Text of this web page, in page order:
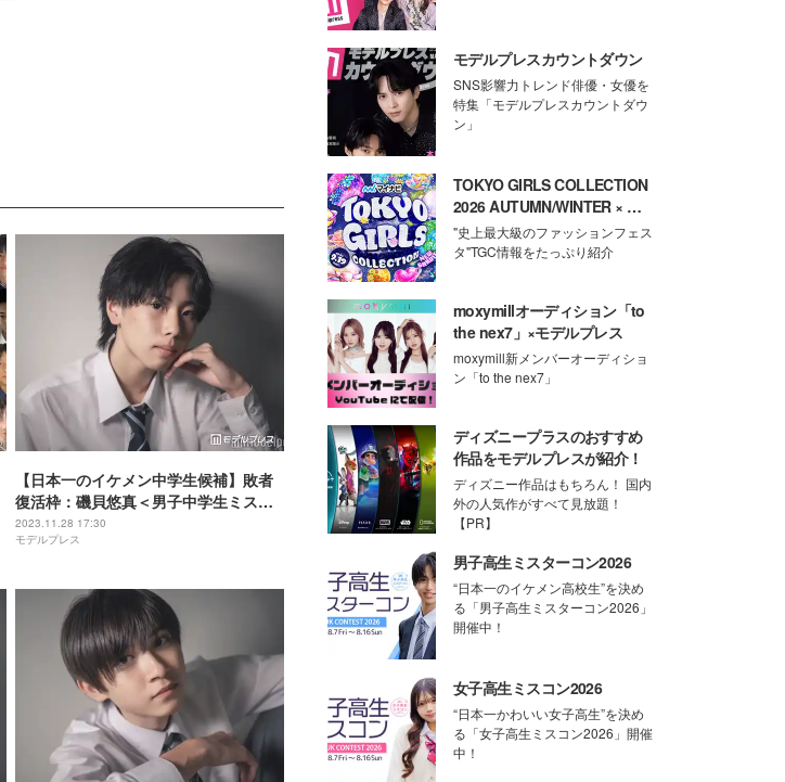
【日本一のイケメン中学生候補】敗者
復活枠：磯貝悠真＜男子中学生ミスタ
ーコン2023 ファイナリスト連載＞
2023.11.28 17:30
モデルプレス
モデルプレスカウントダウン
SNS影響力トレンド俳優・女優を
特集「モデルプレスカウントダウ
ン」
TOKYO GIRLS COLLECTION
2026 AUTUMN/WINTER × モ
デルプレス
"史上最大級のファッションフェス
タ"TGC情報をたっぷり紹介
moxymillオーディション「to
the nex7」×モデルプレス
moxymill新メンバーオーディショ
ン「to the nex7」
ディズニープラスのおすすめ
作品をモデルプレスが紹介！
ディズニー作品はもちろん！ 国内
外の人気作がすべて見放題！
【PR】
男子高生ミスターコン2026
“日本一のイケメン高校生”を決め
る「男子高生ミスターコン2026」
開催中！
女子高生ミスコン2026
“日本一かわいい女子高生”を決め
る「女子高生ミスコン2026」開催
中！